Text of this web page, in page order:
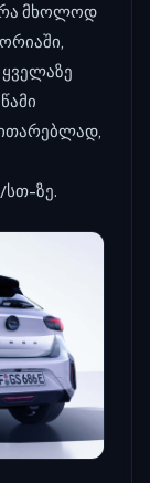
მხოლოდ
ზე.